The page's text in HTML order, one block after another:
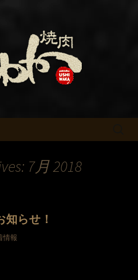
の焼肉「牛わか」
7月 2018
らせ！
情報